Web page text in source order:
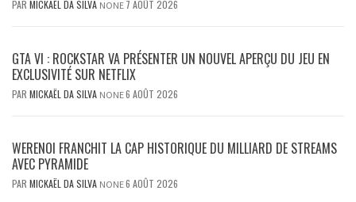
PAR MICKAËL DA SILVA NONE 7 AOÛT 2026
GTA VI : ROCKSTAR VA PRÉSENTER UN NOUVEL APERÇU DU JEU EN
EXCLUSIVITÉ SUR NETFLIX
PAR MICKAËL DA SILVA NONE6 AOÛT 2026
WERENOI FRANCHIT LA CAP HISTORIQUE DU MILLIARD DE STREAMS
AVEC PYRAMIDE
PAR MICKAËL DA SILVA NONE6 AOÛT 2026